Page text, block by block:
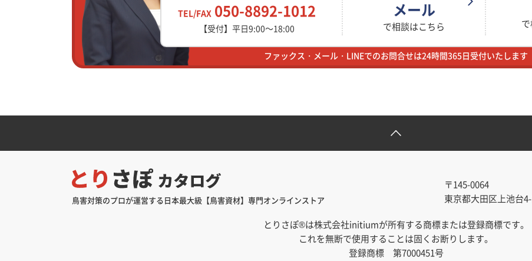
TEL/FAX 050-8892-1012
【受付】平日9:00～18:00
メール
で相談はこちら
ファックス・メール・LINEでのお問合せは24時間365日受付いたします
鳥害対策のプロが運営する日本最大級【鳥害資材】専門オンラインストア
〒145-0064
東京都大田区上池台
とりさぽ®は株式会社initiumが所有する商標または登録商標です。
これを無断で使用することは固くお断りします。
登録商標 第7000451号